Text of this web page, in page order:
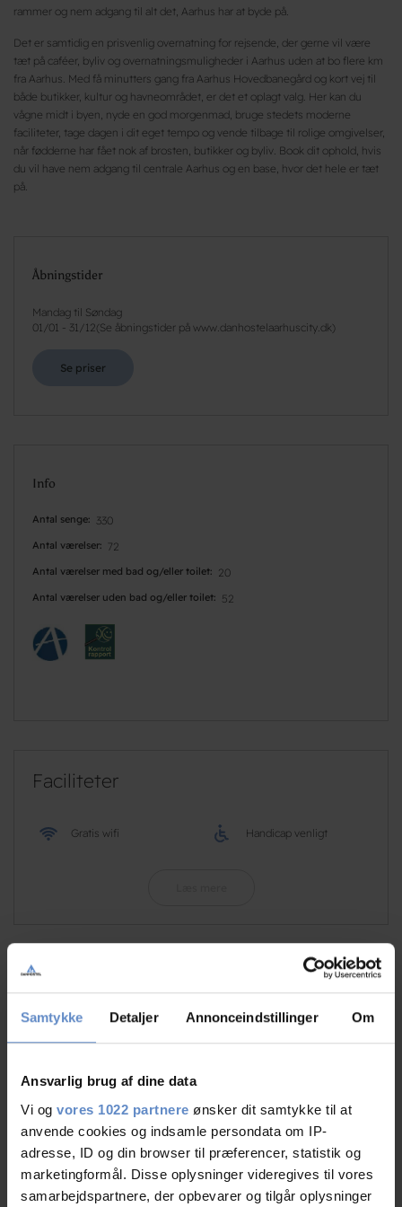
Samtykke Detaljer Annonceindstillinger Om
Ansvarlig brug af dine data
Vi og vores 1022 partnere ønsker dit samtykke til at
anvende cookies og indsamle persondata om IP-
adresse, ID og din browser til præferencer, statistik og
marketingformål. Disse oplysninger videregives til vores
samarbejdspartnere, der opbevarer og tilgår oplysninger
rammer og nem adgang til alt det, Aarhus har at byde på.
Det er samtidig en prisvenlig overnatning for rejsende, der gerne vil være
tæt på caféer, byliv og overnatningsmuligheder i Aarhus uden at bo flere km
fra Aarhus. Med få minutters gang fra Aarhus Hovedbanegård og kort vej til
både butikker, kultur og havneområdet, er det et oplagt valg. Her kan du
vågne midt i byen, nyde en god morgenmad, bruge stedets moderne
faciliteter, tage dagen i dit eget tempo og vende tilbage til rolige omgivelser,
når fødderne har fået nok af brosten, butikker og byliv. Book dit ophold, hvis
du vil have nem adgang til centrale Aarhus og en base, hvor det hele er tæt
på.
Åbningstider
Mandag til Søndag
01/01 - 31/12( Se åbningstider på www.danhostelaarhuscity.dk)
Se priser
Info
Antal senge 330
Antal værelser 72
Antal værelser med bad og/eller toilet 20
Antal værelser uden bad og/eller toilet 52
Faciliteter
Gratis wifi Handicap venligt
8,31
8,31 ud af 10
Baseret på 96 anmeldelser